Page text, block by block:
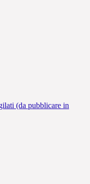
(da pubblicare in